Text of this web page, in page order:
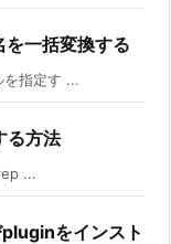
一括変換する
指定す ...
る方法
...
をインスト